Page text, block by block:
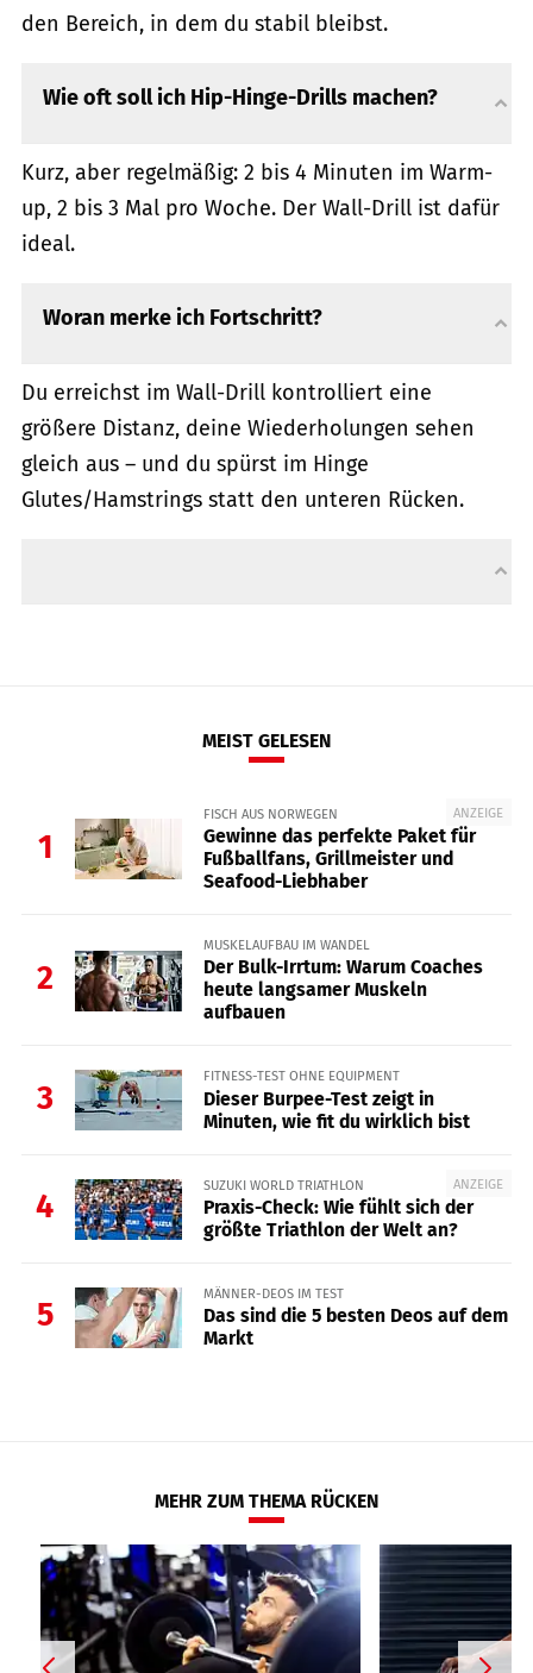
den Bereich, in dem du stabil bleibst.
Wie oft soll ich Hip-Hinge-Drills machen?
Kurz, aber regelmäßig: 2 bis 4 Minuten im Warm-
up, 2 bis 3 Mal pro Woche. Der Wall-Drill ist dafür
ideal.
Woran merke ich Fortschritt?
Du erreichst im Wall-Drill kontrolliert eine
größere Distanz, deine Wiederholungen sehen
gleich aus – und du spürst im Hinge
Glutes/Hamstrings statt den unteren Rücken.
MEIST GELESEN
1
ANZEIGE
FISCH AUS NORWEGEN
Gewinne das perfekte Paket für
Fußballfans, Grillmeister und
Seafood-Liebhaber
2
MUSKELAUFBAU IM WANDEL
Der Bulk-Irrtum: Warum Coaches
heute langsamer Muskeln
aufbauen
3
FITNESS-TEST OHNE EQUIPMENT
Dieser Burpee-Test zeigt in
Minuten, wie fit du wirklich bist
4
ANZEIGE
SUZUKI WORLD TRIATHLON
Praxis-Check: Wie fühlt sich der
größte Triathlon der Welt an?
5
MÄNNER-DEOS IM TEST
Das sind die 5 besten Deos auf dem
Markt
MEHR ZUM THEMA RÜCKEN